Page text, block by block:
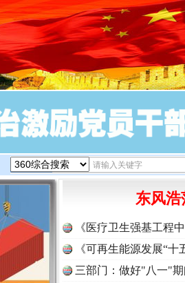
东风浩
《医疗卫生强基工程
《可再生能源发展“
三部门：做好"八一"